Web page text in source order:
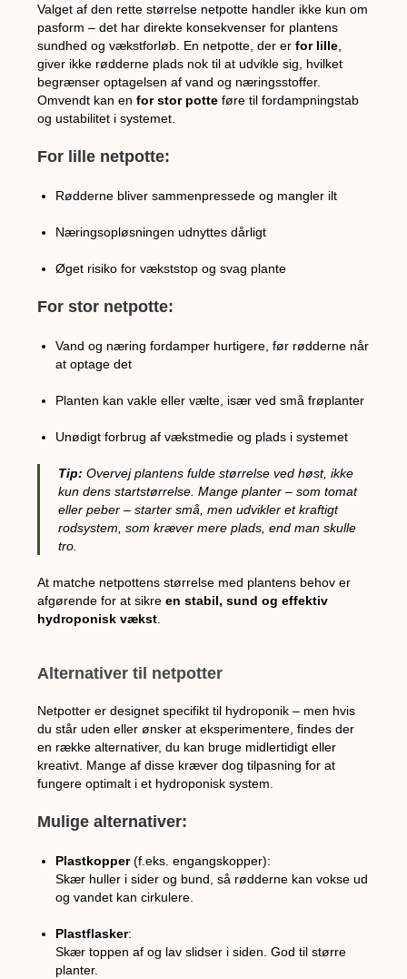
Valget af den rette størrelse netpotte handler ikke kun om
pasform – det har direkte konsekvenser for plantens
sundhed og vækstforløb. En netpotte, der erfor lille
giver ikke rødderne plads nok til at udvikle sig, hvilket
begrænser optagelsen af vand og næringsstoffer.
Omvendt kan enfor stor potte føre til fordampningstab
og ustabilitet i systemet.
For lille netpotte:
Rødderne bliver sammenpressede og mangler ilt
Næringsopløsningen udnyttes dårligt
Øget risiko for vækststop og svag plante
For stor netpotte:
Vand og næring fordamper hurtigere, før rødderne når
at optage det
Planten kan vakle eller vælte, især ved små frøplanter
Unødigt forbrug af vækstmedie og plads i systemet
Tip: Overvej plantens fulde størrelse ved høst, ikke
kun dens startstørrelse. Mange planter – som tomat
eller peber – starter små, men udvikler et kraftigt
rodsystem, som kræver mere plads, end man skulle
tro.
At matche netpottens størrelse med plantens behov er
afgørende for at sikreen stabil, sund og effektiv
hydroponisk vækst
Alternativer til netpotter
Netpotter er designet specifikt til hydroponik – men hvis
du står uden eller ønsker at eksperimentere, findes der
en række alternativer, du kan bruge midlertidigt eller
kreativt. Mange af disse kræver dog tilpasning for at
fungere optimalt i et hydroponisk system.
Mulige alternativer:
Plastkopper(f.eks. engangskopper):
Skær huller i sider og bund, så rødderne kan vokse ud
og vandet kan cirkulere.
Plastflasker:
Skær toppen af og lav slidser i siden. God til større
planter.